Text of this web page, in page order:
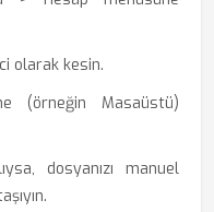
olarak kesin.
(örneğin Masaüstü)
dosyanızı manuel